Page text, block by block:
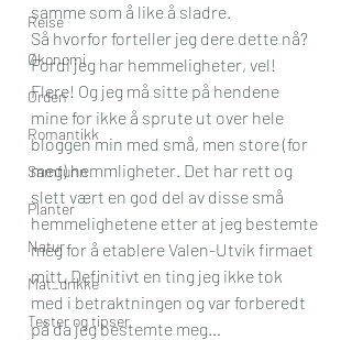
Reise
Økonomi
Orden
Romantikk
Samfunn
Planter
Natur
Mat_drikke
Tester og tipser
samme som å like å sladre.
Så hvorfor forteller jeg dere dette nå?
Fordi jeg har hemmeligheter, vel!
Flere! Og jeg må sitte på hendene
mine for ikke å sprute ut over hele
bloggen min med små, men store (for
meg) hemmligheter. Det har rett og
slett vært en god del av disse små
hemmelighetene etter at jeg bestemte
meg for å etablere Valen-Utvik firmaet
mitt. Definitivt en ting jeg ikke tok
med i betraktningen og var forberedt
på da jeg bestemte meg…